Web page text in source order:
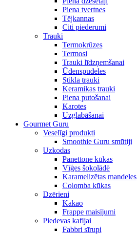
Piena tvertnes
Tējkannas
Citi piederumi
Trauki
Termokrūzes
Termosi
Trauki līdzņemšanai
Ūdenspudeles
Stikla trauki
Keramikas trauki
Piena putošanai
Karotes
Uzglabāšanai
Gourmet Guru
Veselīgi produkti
Smoothie Guru smūtiji
Uzkodas
Panettone kūkas
Vīģes šokolādē
Karamelizētas mandeles
Colomba kūkas
Dzērieni
Kakao
Frappe maisījumi
Piedevas kafijai
Fabbri sīrupi